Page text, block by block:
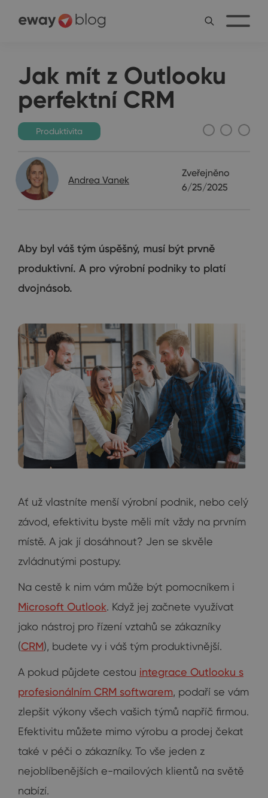
Jak mít z Outlooku
perfektní CRM
Produktivita
Andrea Vanek
Zveřejněno
6/25/2025
Aby byl váš tým úspěšný, musí být prvně
produktivní. A pro výrobní podniky to platí
dvojnásob.
Ať už vlastníte menší výrobní podnik, nebo celý
závod, efektivitu byste měli mít vždy na prvním
místě. A jak jí dosáhnout? Jen se skvěle
zvládnutými postupy.
Na cestě k nim vám může být pomocníkem i
Microsoft Outlook. Když jej začnete využívat
jako nástroj pro řízení vztahů se zákazníky
(CRM), budete vy i váš tým produktivnější.
A pokud půjdete cestou integrace Outlooku s
profesionálním CRM softwarem, podaří se vám
zlepšit výkony všech vašich týmů napříč firmou.
Efektivitu můžete mimo výrobu a prodej čekat
také v péči o zákazníky. To vše jeden z
nejoblíbenějších e-mailových klientů na světě
nabízí.